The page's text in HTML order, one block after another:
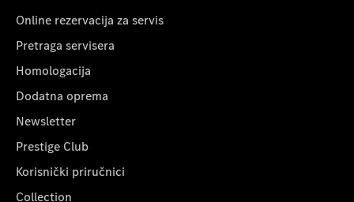
Online rezervacija za servis
Pretraga servisera
Homologacija
Dodatna oprema
Newsletter
Prestige Club
Korisnički priručnici
Collection